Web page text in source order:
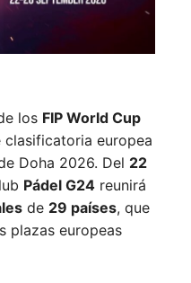
los FIP World Cup
clasificatoria europea
Doha 2026. Del 22
Pádel G24 reunirá
de 29 países, que
plazas europeas